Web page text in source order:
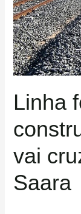
Linha
vai
Saara
China
vai
cruzar
o
deserto
do
Saara